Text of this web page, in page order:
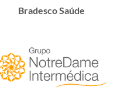
Bradesco Saúde